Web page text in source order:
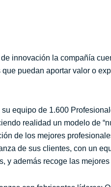
innovación la compañía
puedan aportar valor o
su equipo de 1.600
realidad un modelo de
de los mejores
de sus clientes, con un
y además recoge las